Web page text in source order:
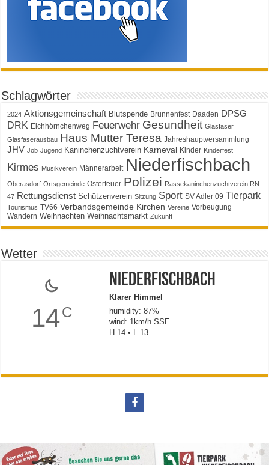
Schlagwörter
2024 Aktionsgemeinschaft Blutspende Brunnenfest Daaden DPSG
DRK Eichhörnchenweg Feuerwehr Gesundheit Glasfaser
Glasfaserausbau Haus Mutter Teresa Jahreshauptversammlung
JHV Job Jugend Kaninchenzuchtverein Karneval Kinder Kinderfest
Kirmes Musikverein Männerarbeit Niederfischbach
Oberasdorf Ortsgemeinde Osterfeuer Polizei Rassekaninchenzuchtverein RN
47 Rettungsdienst Schützenverein Sitzung Sport SV Adler 09 Tierpark
Tourismus TV66 Verbandsgemeinde Kirchen Vereine Vorbeugung
Wandern Weihnachten Weihnachtsmarkt Zukunft
Wetter
14C
Niederfischbach
Klarer Himmel
humidity: 87%
wind: 1km/h SSE
H 14 • L 13